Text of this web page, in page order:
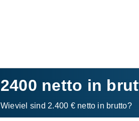
2400 netto in
Wieviel sind 2.400 € netto in brutto?